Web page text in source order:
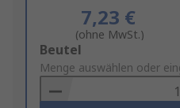
7,23 €
(ohne MwSt.)
Add
to
Basket
Beutel
Menge auswählen oder